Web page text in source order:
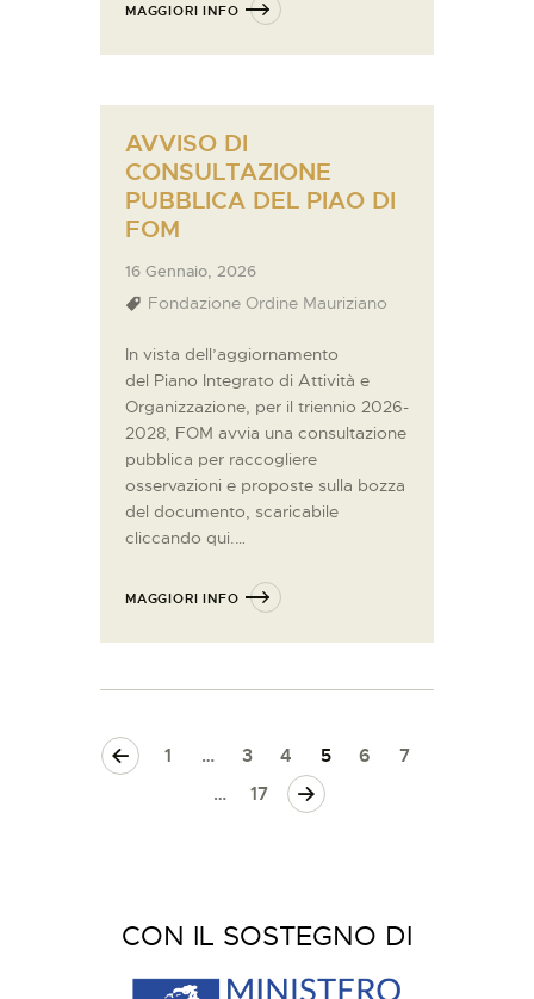
MAGGIORI INFO
AVVISO DI
CONSULTAZIONE
PUBBLICA DEL PIAO DI
FOM
16 Gennaio, 2026
Fondazione Ordine Mauriziano
In vista dell’aggiornamento
del Piano Integrato di Attività e
Organizzazione, per il triennio 2026-
2028, FOM avvia una consultazione
pubblica per raccogliere
osservazioni e proposte sulla bozza
del documento, scaricabile
cliccando qui.…
MAGGIORI INFO
1 … 3 4 5 6
7
…
17
CON IL SOSTEGNO DI